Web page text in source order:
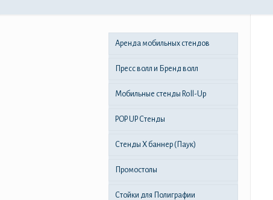
Аренда мобильных стендов
Пресс волл и Бренд волл
Мобильные стенды Roll-Up
POP UP Стенды
Стенды X баннер (Паук)
Промостолы
Стойки для Полиграфии